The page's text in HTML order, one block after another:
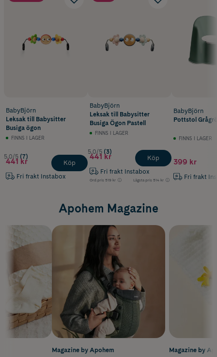
BabyBjörn
Leksak till Babysitter
Busiga ögon
FINNS I LAGER
5.0/5 (7)
441 kr
Fri frakt Instabox
Köp
BabyBjörn
Leksak till Babysitter
Busiga Ögon Pastell
FINNS I LAGER
5.0/5 (3)
441 kr
Fri frakt Instabox
Ord.pris 519 kr Lägsta pris 514 kr
Köp
BabyBjörn
Pottstol
FINNS I LAGER
399 kr
Fri frakt
Apohem Magazine
Magazine by
Magazine by Apohem